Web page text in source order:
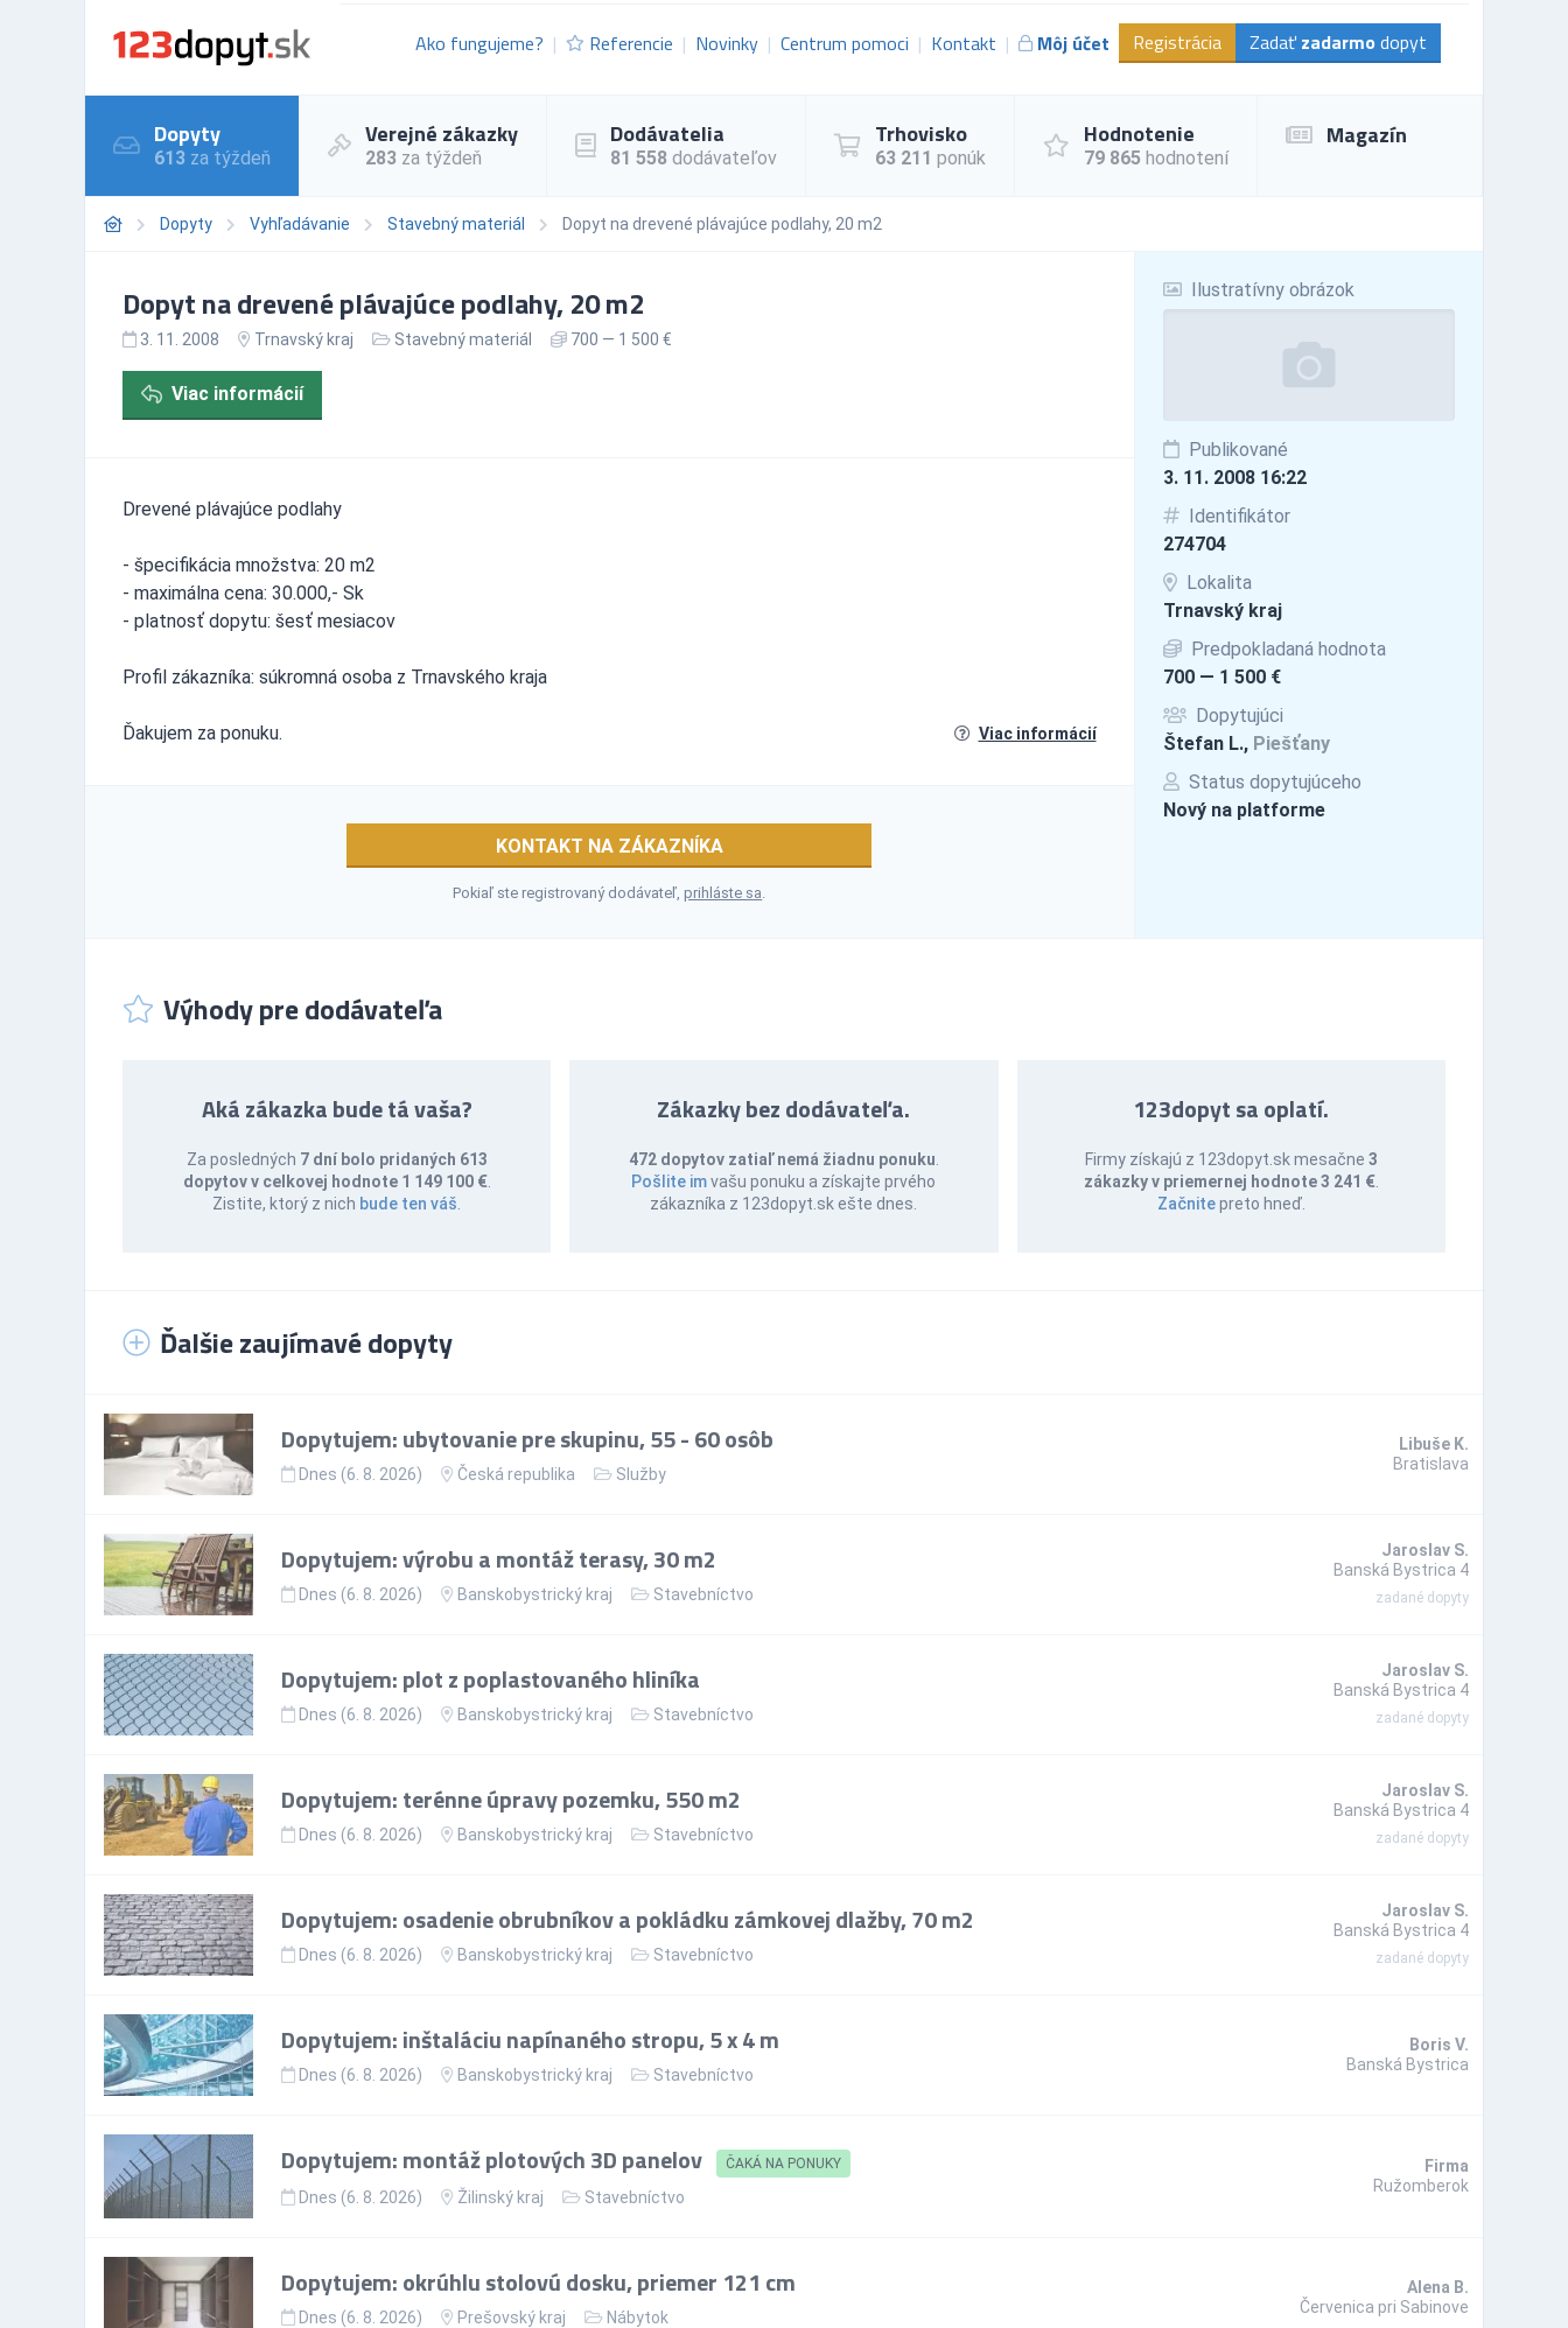
Ako fungujeme? Referencie Novinky Centrum pomoci Kontakt Môj účet Registrácia Zadať zadarmo dopyt
Dopyty
613 za týždeň
Verejné zákazky
283 za týždeň
Dodávatelia
81 558 dodávateľov
Trhovisko
63 211 ponúk
Hodnotenie
79 865 hodnotení
Magazín
Dopyty Vyhľadávanie Stavebný materiál Dopyt na drevené plávajúce podlahy, 20 m2
Ilustratívny obrázok
Publikované
3. 11. 2008 16:22
Identifikátor
274704
Lokalita
Trnavský kraj
Predpokladaná hodnota
700 — 1 500 €
Dopytujúci
Štefan L., Piešťany
Status dopytujúceho
Nový na platforme
Dopyt na drevené plávajúce podlahy, 20 m2
3. 11. 2008 Trnavský kraj Stavebný materiál 700 — 1 500 €
Viac informácií
Drevené plávajúce podlahy
- špecifikácia množstva: 20 m2
- maximálna cena: 30.000,- Sk
- platnosť dopytu: šesť mesiacov
Profil zákazníka: súkromná osoba z Trnavského kraja
Ďakujem za ponuku. Viac informácií
KONTAKT NA ZÁKAZNÍKA
Pokiaľ ste registrovaný dodávateľ,prihláste sa
Výhody pre dodávateľa
Aká zákazka bude tá vaša?
Za posledných 7 dní bolo pridaných 613
dopytov v celkovej hodnote 1 149 100 €.
Zistite, ktorý z nich bude ten váš
Zákazky bez dodávateľa.
472 dopytov zatiaľ nemá žiadnu ponuku
Pošlite imvašu ponuku a získajte prvého
zákazníka z 123dopyt.sk ešte dnes.
123dopyt sa oplatí.
Firmy získajú z 123dopyt.sk mesačne 3
zákazky v priemernej hodnote 3 241 €.
Začnitepreto hneď.
Ďalšie zaujímavé dopyty
Dopytujem: ubytovanie pre skupinu, 55 - 60 osôb
Dnes (6. 8. 2026) Česká republika Služby
Libuše K.
Bratislava
Dopytujem: výrobu a montáž terasy, 30 m2
Dnes (6. 8. 2026) Banskobystrický kraj Stavebníctvo
Jaroslav S.
Banská Bystrica 4
zadané dopyty
Dopytujem: plot z poplastovaného hliníka
Dnes (6. 8. 2026) Banskobystrický kraj Stavebníctvo
Jaroslav S.
Banská Bystrica 4
zadané dopyty
Dopytujem: terénne úpravy pozemku, 550 m2
Dnes (6. 8. 2026) Banskobystrický kraj Stavebníctvo
Jaroslav S.
Banská Bystrica 4
zadané dopyty
Dopytujem: osadenie obrubníkov a pokládku zámkovej dlažby, 70 m2
Dnes (6. 8. 2026) Banskobystrický kraj Stavebníctvo
Jaroslav S.
Banská Bystrica 4
zadané dopyty
Dopytujem: inštaláciu napínaného stropu, 5 x 4 m
Dnes (6. 8. 2026) Banskobystrický kraj Stavebníctvo
Boris V.
Banská Bystrica
Dopytujem: montáž plotových 3D panelov ČAKÁ NA PONUKY
Dnes (6. 8. 2026) Žilinský kraj Stavebníctvo
Firma
Ružomberok
Dopytujem: okrúhlu stolovú dosku, priemer 121 cm
Dnes (6. 8. 2026) Prešovský kraj Nábytok
Alena B.
Červenica pri Sabinove